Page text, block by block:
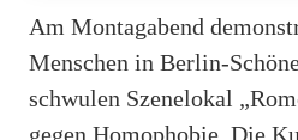
Am Montagabend
Menschen in Berlin-
schwulen Szenelokal
gegen Homophobie. Die